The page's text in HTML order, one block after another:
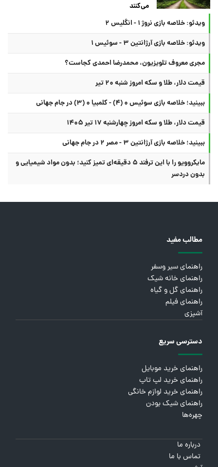
می‌کنند
ویدئو: خلاصه بازی نروژ ۱ - انگلیس ۲
ویدئو: خلاصه بازی آرژانتین ۳ - سوئیس ۱
مجری معروف تلویزیون، محمدرضا احمدی کجاست؟
قیمت دلار، طلا و سکه امروز شنبه ۲۰ تیر
ببینید؛ خلاصه بازی سوئیس ۰ (۴) - کلمبیا ۰ (۳) در جام جهانی
قیمت دلار، طلا و سکه امروز چهارشنبه ۱۷ تیر ۱۴۰۵
ببینید؛ خلاصه بازی آرژانتین ۳ - مصر ۲ در جام جهانی
مایکروویو را با این ترفند ۵ دقیقه‌ای تمیز کنید؛ بدون مواد شیمیایی و
بدون دردسر
مطالب مفید
راهنمای سیر وسفر
راهنمای خانه شیک
راهنمای گل و گیاه
راهنمای فیلم
آشپزی
دسترسی سریع
راهنمای خرید موبایل
راهنمای خرید لپ تاپ
راهنمای خرید لوازم خانگی
راهنمای شیک بودن
چهره‌ها
درباره ما
تماس با ما